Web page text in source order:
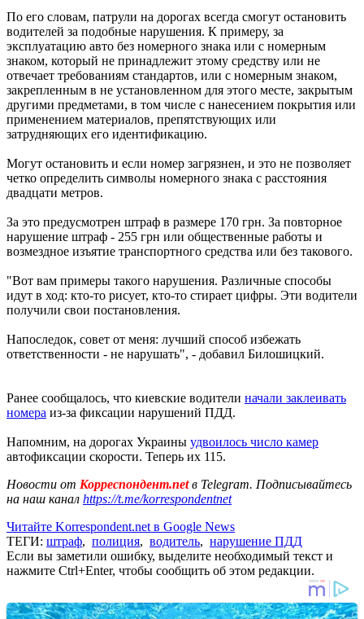
По его словам, патрули на дорогах всегда смогут остановить
водителей за подобные нарушения. К примеру, за
эксплуатацию авто без номерного знака или с номерным
знаком, который не принадлежит этому средству или не
отвечает требованиям стандартов, или с номерным знаком,
закрепленным в не установленном для этого месте, закрытым
другими предметами, в том числе с нанесением покрытия или
применением материалов, препятствующих или
затрудняющих его идентификацию.
Могут остановить и если номер загрязнен, и это не позволяет
четко определить символы номерного знака с расстояния
двадцати метров.
За это предусмотрен штраф в размере 170 грн. За повторное
нарушение штраф - 255 грн или общественные работы и
возмездное изъятие транспортного средства или без такового.
"Вот вам примеры такого нарушения. Различные способы
идут в ход: кто-то рисует, кто-то стирает цифры. Эти водители
получили свои постановления.
Напоследок, совет от меня: лучший способ избежать
ответственности - не нарушать", - добавил Билошицкий.
Ранее сообщалось, что киевские водители начали заклеивать
номера из-за фиксации нарушений ПДД.
Напомним, на дорогах Украины удвоилось число камер
автофиксации скорости. Теперь их 115.
Новости от Корреспондент.netв Telegram. Подписывайтесь
на наш канал https://t.me/korrespondentnet
Читайте Korrespondent.net в Google News
ТЕГИ: штраф, полиция, водитель, нарушение ПДД
Если вы заметили ошибку, выделите необходимый текст и
нажмите Ctrl+Enter, чтобы сообщить об этом редакции.